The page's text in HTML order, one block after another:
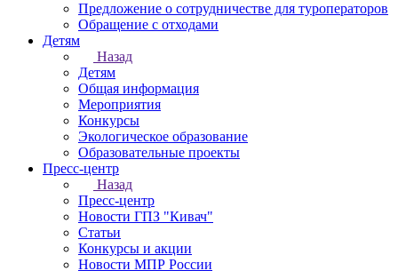
Предложение о сотрудничестве для туроператоров
Обращение с отходами
Детям
Назад
Детям
Общая информация
Мероприятия
Конкурсы
Экологическое образование
Образовательные проекты
Пресс-центр
Назад
Пресс-центр
Новости ГПЗ "Кивач"
Статьи
Конкурсы и акции
Новости МПР России